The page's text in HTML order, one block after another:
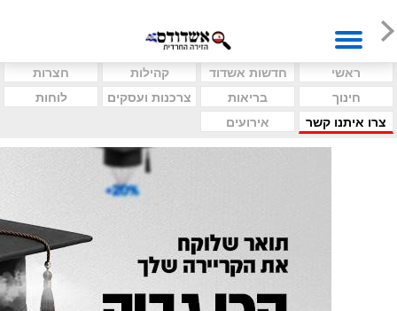
ראשי חדשות אשדוד קהילות
חצרות
חינוך
בריאות צרכנות ועסקים
לוחות
צרו איתנו קשר
אירועים